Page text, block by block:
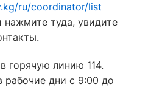
ru/coordinator/list
нажмите туда, увидите
горячую линию 114.
рабочие дни с 9:00 до